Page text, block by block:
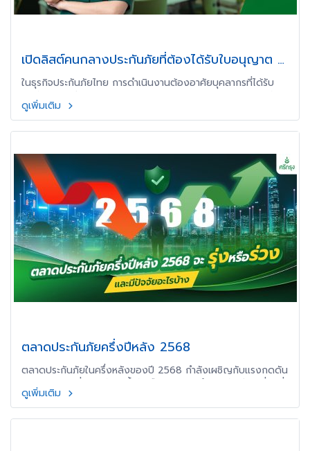
เปิดลิสต์คนกลางประกันภัยที่ต้องได้รับใบอนุญาต มี
ใครบ้าง?
ในธุรกิจประกันภัยไทย การดำเนินงานต้องอาศัยบุคลากรที่ได้รับ
การรับรองอย่างถูกต้องตามกฎหมาย โดยเฉพาะ คนกลางประกัน
ภัย
ดูเพิ่มเติม
ตลาดประกันภัยครึ่งปีหลัง 2568
ตลาดประกันภัยในครึ่งหลังของปี 2568 กำลังเผชิญกับแรงกดดัน
จากเศรษฐกิจที่ชะลอตัว หนี้ครัวเรือนสูง และจำนวนนักท่องเที่ยวที่
ลดลง
ดูเพิ่มเติม